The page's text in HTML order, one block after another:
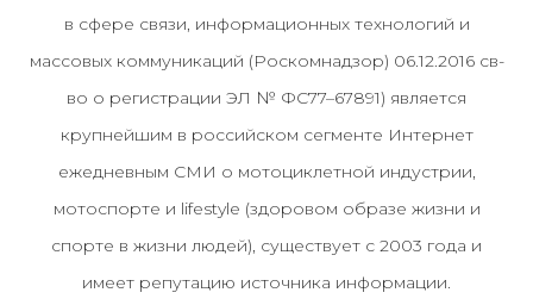
в сфере связи, информационных технологий и
массовых коммуникаций (Роскомнадзор) 06.12.2016 св-
во о регистрации ЭЛ № ФС77–67891) является
крупнейшим в российском сегменте Интернет
ежедневным СМИ о мотоциклетной индустрии,
мотоспорте и lifestyle (здоровом образе жизни и
спорте в жизни людей), существует с 2003 года и
имеет репутацию источника информации.